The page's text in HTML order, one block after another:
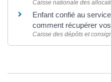
Caisse nationale des
Enfant confié au
comment récupérer
Caisse des dépôts et